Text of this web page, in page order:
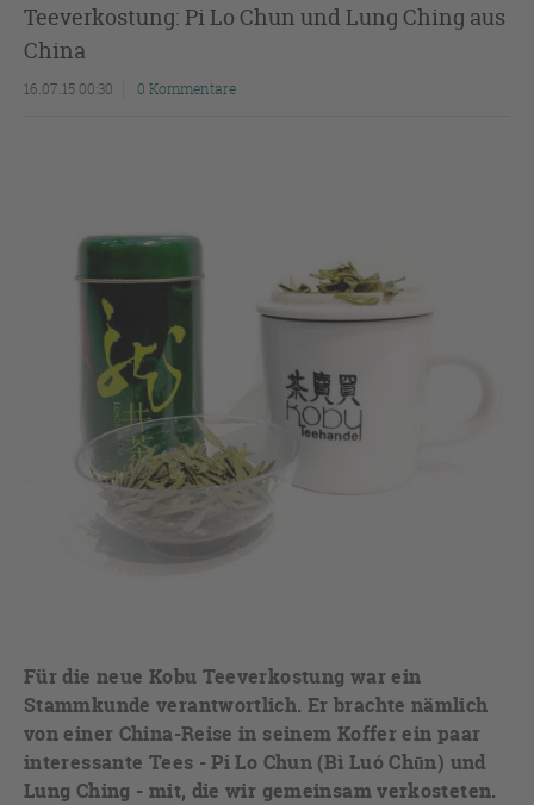
Teeverkostung: Pi Lo Chun und Lung Ching aus
China
16.07.15 00:30 0 Kommentare
Für die neue Kobu Teeverkostung war ein
Stammkunde verantwortlich. Er brachte nämlich
von einer China-Reise in seinem Koffer ein paar
interessante Tees - Pi Lo Chun (Bì Luó Chūn) und
Lung Ching - mit, die wir gemeinsam verkosteten.